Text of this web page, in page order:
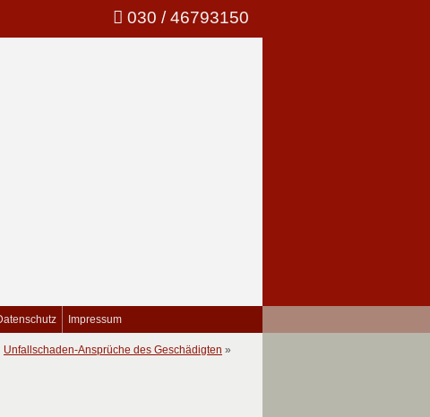
030 / 46793150
Impressum
Unfallschaden-Ansprüche des Geschädigten »